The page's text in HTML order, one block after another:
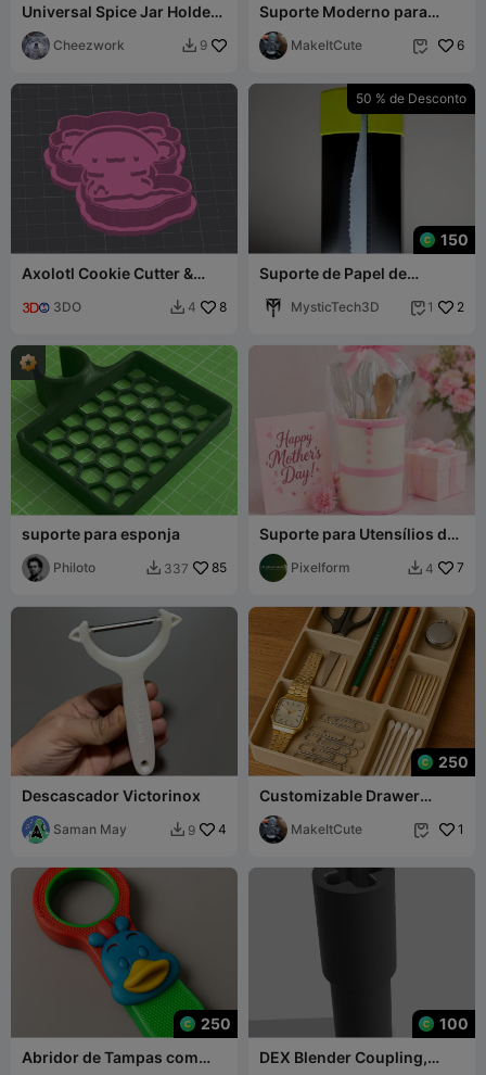
Universal Spice Jar Holder
(52mm)
Cheezwork  9
Suporte Moderno para
Esponja de Pia
MakeItCute  6
Axolotl Cookie Cutter &
3DO  4 8
50 % de Desconto
150
Suporte de Papel de
MysticTech3D  1 2
suporte para esponja
Philoto  337 85
Suporte para Utensílios de
Cozinha Presente de Dia
das Mães Decoração 3MF
Pixelform  4 7
Descascador Victorinox
Saman May  9 4
250
Customizable Drawer
Organizer
MakeItCute  1
250
Abridor de Tampas com
100
DEX Blender Coupling,